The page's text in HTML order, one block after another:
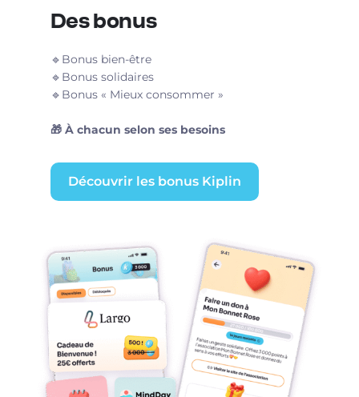
Des bonus
🔹Bonus bien-être
🔹Bonus solidaires
🔹Bonus « Mieux consommer »
🎁 À chacun selon ses besoins
Découvrir les bonus Kiplin